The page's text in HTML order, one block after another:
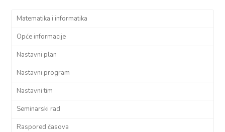
Matematika i informatika
Opće informacije
Nastavni plan
Nastavni program
Nastavni tim
Seminarski rad
Raspored časova